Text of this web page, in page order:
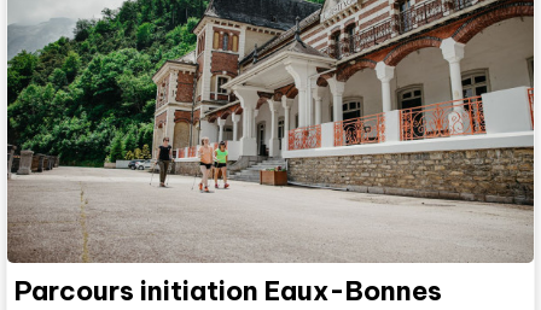
Parcours initiation Eaux-Bonnes